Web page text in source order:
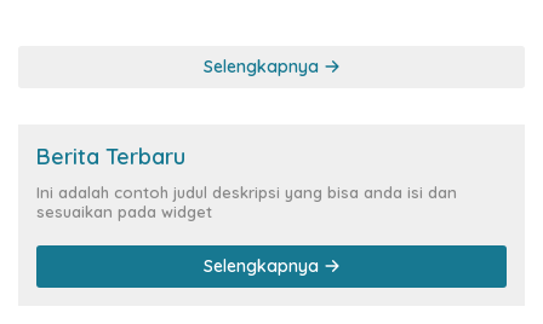
Selengkapnya
Berita Terbaru
Ini adalah contoh judul deskripsi yang bisa anda isi dan
sesuaikan pada widget
Selengkapnya